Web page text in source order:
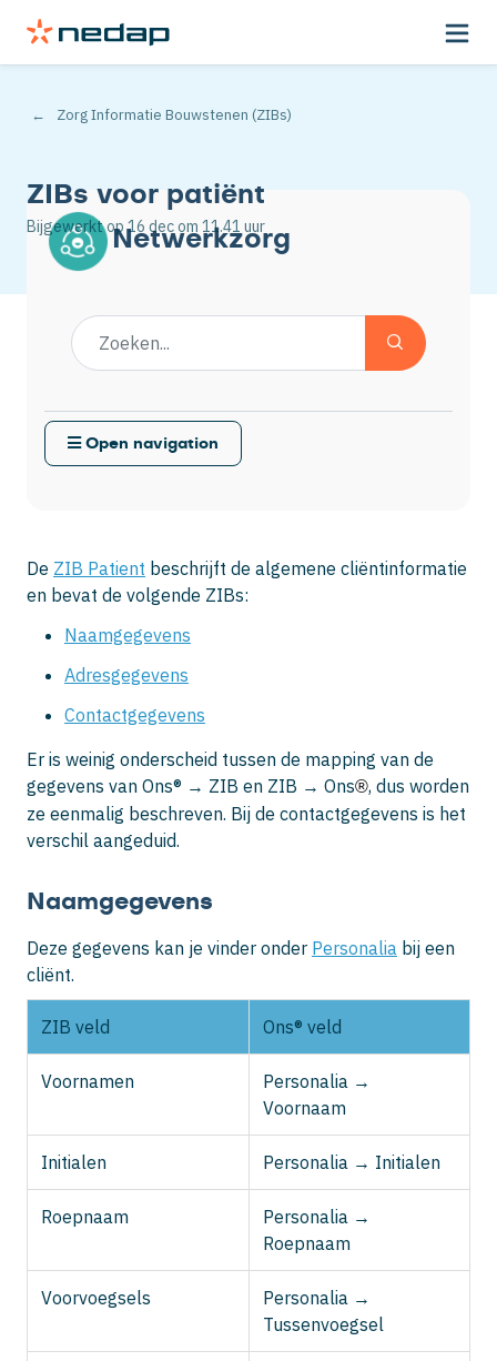
Zorg Informatie Bouwstenen (ZIBs)
ZIBs voor patiënt
Bijgewerkt op16 decom 11.41 uur
De ZIB Patient beschrijft de algemene cliëntinformatie
en bevat de volgende ZIBs:
Naamgegevens
Adresgegevens
Contactgegevens
Er is weinig onderscheid tussen de mapping van de
gegevens van Ons® → ZIB en ZIB → Ons®, dus worden
ze eenmalig beschreven. Bij de contactgegevens is het
verschil aangeduid.
Naamgegevens
Deze gegevens kan je vinder onder Personalia bij een
cliënt.
ZIB veld Ons® veld
Voornamen
Personalia →
Voornaam
Initialen Personalia → Initialen
Roepnaam
Personalia →
Roepnaam
Voorvoegsels
Personalia →
Tussenvoegsel
Netwerkzorg
Open navigation